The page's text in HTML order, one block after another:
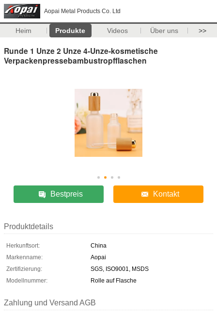
Aopai Metal Products Co. Ltd
Heim Produkte Videos Über uns >>
Runde 1 Unze 2 Unze 4-Unze-kosmetische
Verpackenpressebambustropfflaschen
Bestpreis Kontakt
Produktdetails
Herkunftsort:
China
Markenname:
Aopai
Zertifizierung:
SGS, ISO9001, MSDS
Modellnummer:
Rolle auf Flasche
Zahlung und Versand AGB